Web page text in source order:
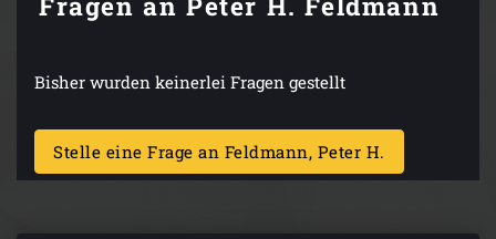
Bisher wurden keinerlei Fragen gestellt
Stelle eine Frage an Feldmann, Peter H.